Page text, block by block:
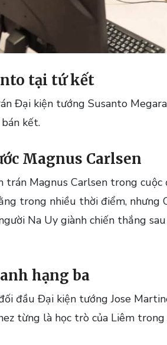
tại tứ kết
Đại kiện tướng Susanto
kết.
Magnus Carlsen
trán Magnus Carlsen trong
trong nhiều thời điểm,
Na Uy giành chiến thắng
hạng ba
đầu Đại kiện tướng Jose
từng là học trò của Liêm